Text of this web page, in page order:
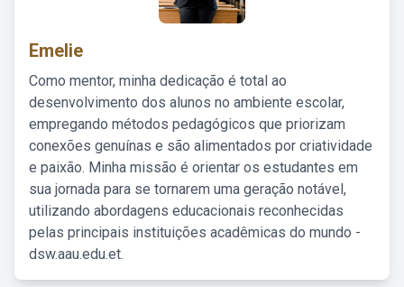
Emelie
Como mentor, minha dedicação é total ao
desenvolvimento dos alunos no ambiente escolar,
empregando métodos pedagógicos que priorizam
conexões genuínas e são alimentados por criatividade
e paixão. Minha missão é orientar os estudantes em
sua jornada para se tornarem uma geração notável,
utilizando abordagens educacionais reconhecidas
pelas principais instituições acadêmicas do mundo -
dsw.aau.edu.et.